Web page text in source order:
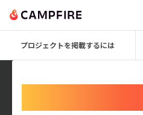
プロジェクトを掲載するには